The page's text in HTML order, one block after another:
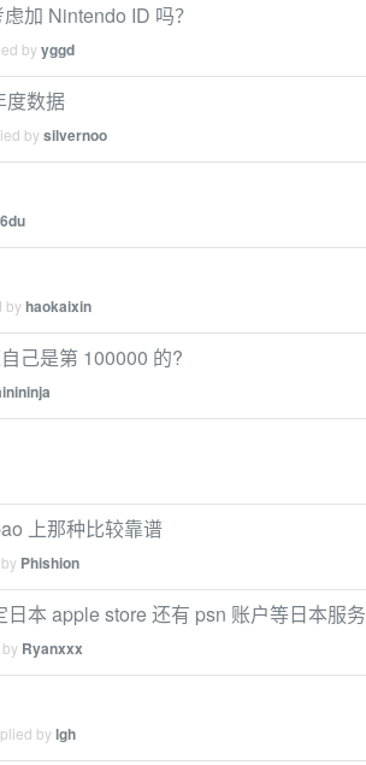
加 Nintendo ID 吗？
byyggd
度数据
bysilvernoo
6du
byhaokaixin
己是第 100000 的?
上那种比较靠谱
Phishion
本 apple store 还有 psn 账户等日本服务
Ryanxxx
bylgh